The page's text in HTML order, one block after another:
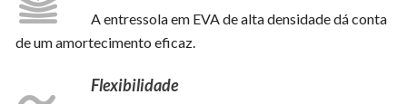
A entressola em EVA de alta densidade dá conta
de um amortecimento eficaz.
Flexibilidade